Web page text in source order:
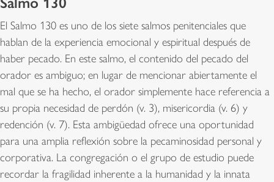
El Salmo 130 es uno de los siete salmos penitenciales que
hablan de la experiencia emocional y espiritual después de
haber pecado. En este salmo, el contenido del pecado del
orador es ambiguo; en lugar de mencionar abiertamente el
mal que se ha hecho, el orador simplemente hace referencia a
su propia necesidad de perdón (v. 3), misericordia (v. 6) y
redención (v. 7). Esta ambigüedad ofrece una oportunidad
para una amplia reflexión sobre la pecaminosidad personal y
corporativa. La congregación o el grupo de estudio puede
recordar la fragilidad inherente a la humanidad y la innata